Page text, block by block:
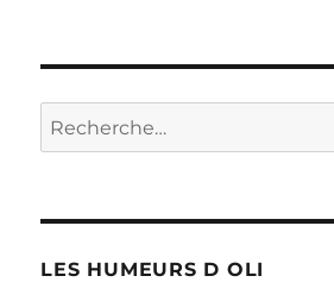
Recherche
pour :
LES HUMEURS D OLI